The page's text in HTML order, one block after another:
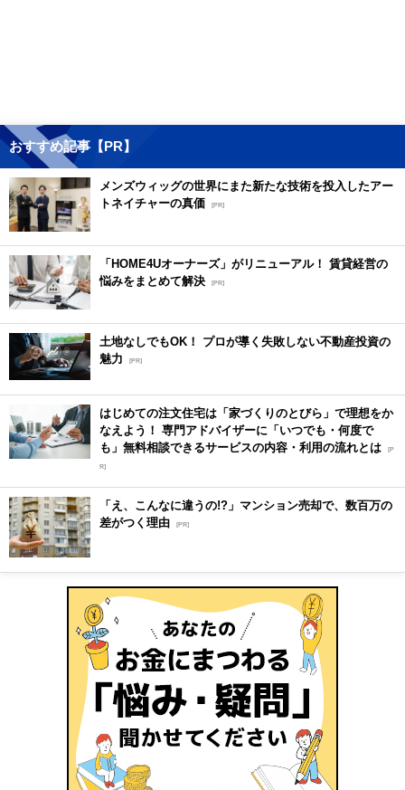
おすすめ記事【PR】
メンズウィッグの世界にまた新たな技術を投入したアー
トネイチャーの真価 [PR]
「HOME4Uオーナーズ」がリニューアル！ 賃貸経営の
悩みをまとめて解決 [PR]
土地なしでもOK！ プロが導く失敗しない不動産投資の
魅力
[PR]
はじめての注文住宅は「家づくりのとびら」で理想をか
なえよう！ 専門アドバイザーに「いつでも・何度で
も」無料相談できるサービスの内容・利用の流れとは [P
R]
「え、こんなに違うの!?」マンション売却で、数百万の
差がつく理由 [PR]